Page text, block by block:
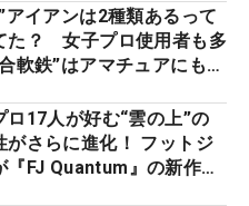
女子プロセッティング
アイアンは2種類あるって
た？ 女子プロ使用者も多
軟鉄”はアマチュアにもオ
ロ17人が好む“雲の上”の
がさらに進化！ フットジ
『FJ Quantum』の新作を